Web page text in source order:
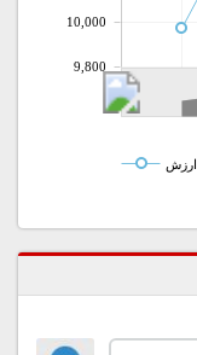
9,800
10,000
ارزش